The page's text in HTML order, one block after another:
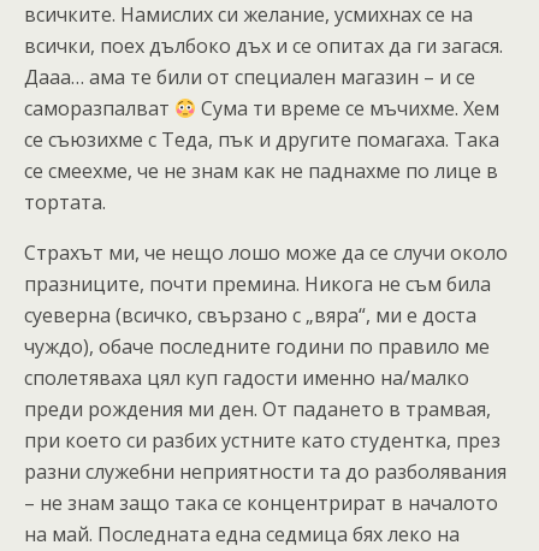
всичките. Намислих си желание, усмихнах се на
всички, поех дълбоко дъх и се опитах да ги загася.
Дааа… ама те били от специален магазин – и се
саморазпалват
Сума ти време се мъчихме. Хем
се съюзихме с Теда, пък и другите помагаха. Така
се смеехме, че не знам как не паднахме по лице в
тортата.
Страхът ми, че нещо лошо може да се случи около
празниците, почти премина. Никога не съм била
суеверна (всичко, свързано с „вяра“, ми е доста
чуждо), обаче последните години по правило ме
сполетяваха цял куп гадости именно на/малко
преди рождения ми ден. От падането в трамвая,
при което си разбих устните като студентка, през
разни служебни неприятности та до разболявания
– не знам защо така се концентрират в началото
на май. Последната една седмица бях леко на